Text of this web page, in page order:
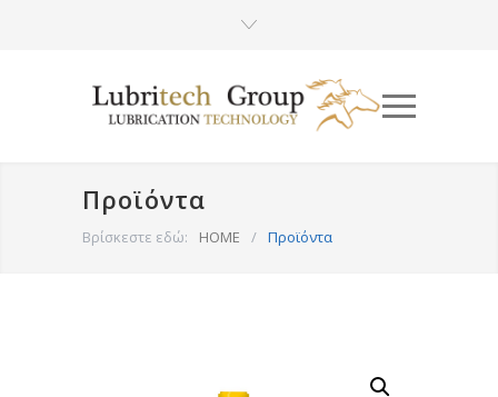
Προϊόντα
Βρίσκεστε εδώ: HOME / Προϊόντα